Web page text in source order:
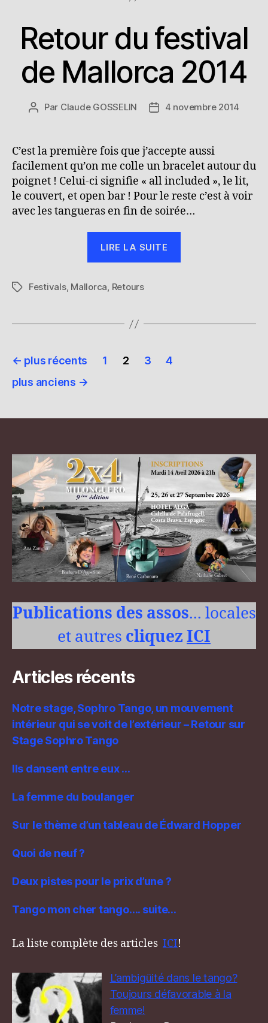
Catégories
Retour du festival
de Mallorca 2014
Auteur
Par Claude GOSSELIN
Date4 novembre 2014
C’est la première fois que j’accepte aussi
facilement qu’on me colle un bracelet autour du
poignet ! Celui-ci signifie « all included », le lit,
le couvert, et open bar ! Pour le reste c’est à voir
avec les tangueras en fin de soirée…
LIRE LA SUITE
2014 »
Étiquettes
Festivals, Mallorca, Retours
Pagination
des
← plus récents 1 2 3
4
plus anciens →
Publications des assos... locales
et autres cliquez ICI
Articles récents
Notre stage, Sophro Tango, un mouvement
intérieur qui se voit de l’extérieur – Retour sur
Stage Sophro Tango
Ils dansent entre eux …
La femme du boulanger
Sur le thème d’un tableau de Édward Hopper
Quoi de neuf ?
Deux pistes pour le prix d’une ?
Tango mon cher tango…. suite…
La liste complète des articles ICI!
L’ambigüité dans le tango?
Toujours défavorable à la
femme!